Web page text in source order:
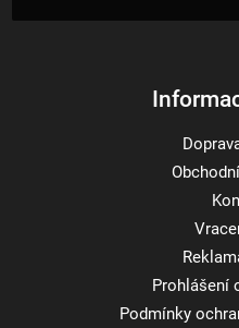
Prohlášení
Podmínky